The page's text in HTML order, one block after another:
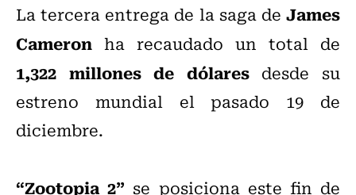
La tercera entrega de la saga de James
Cameron ha recaudado un total de
1,322 millones de dólaresdesde su
estreno mundial el pasado 19 de
diciembre.
“Zootopia 2” se posiciona este fin de